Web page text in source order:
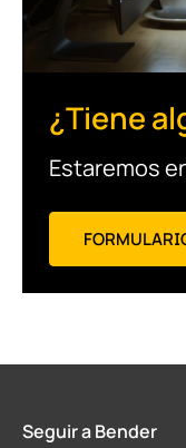
¿Tiene
Estaremos
Seguir a Bender